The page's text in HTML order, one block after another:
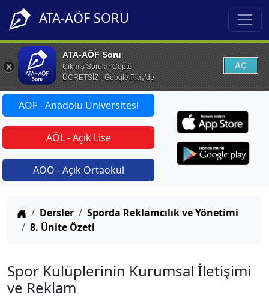
ATA-AÖF SORU
ATA-AÖF Soru
Çıkmış Sorular Cepte
ÜCRETSİZ - Google Play'de
AÇ
AÖF - Anadolu Üniversitesi
AÖL - Açık Lise
AÖO - Açık Ortaokul
Anasayfa
Dersler
Sporda Reklamcılık ve Yönetimi
8. Ünite Özeti
Spor Kulüplerinin Kurumsal İletişimi
ve Reklam